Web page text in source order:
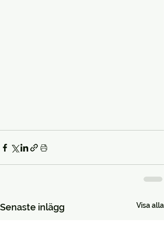
Senaste inlägg Visa alla